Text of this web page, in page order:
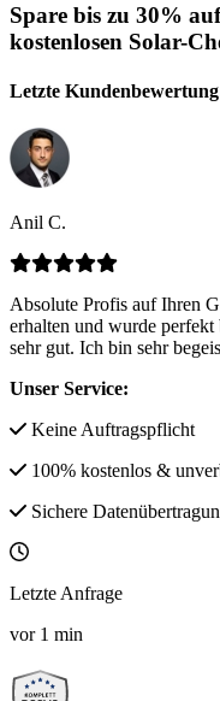
Spare bis zu 30%
kostenlosen Solar-
Letzte Kundenbewertung
Anil C.
Absolute Profis auf Ihren
erhalten und wurde perfekt
sehr gut. Ich bin sehr
Unser Service:
Keine Auftragspflicht
100% kostenlos &
Sichere
Letzte Anfrage
vor 1 min